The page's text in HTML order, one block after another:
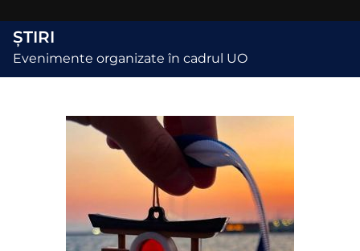
ȘTIRI
Evenimente organizate în cadrul UO